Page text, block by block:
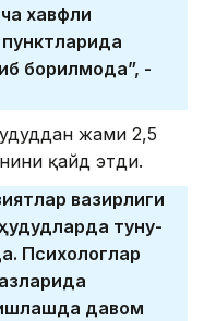
хавфли
пунктларида
борилмоқда”, -
жами 2,5
қайд этди.
вазирлиги
туну-
Психологлар
давом